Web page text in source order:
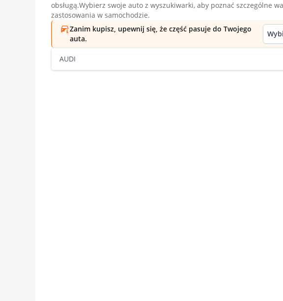
obsługą.Wybierz swoje auto z wyszukiwarki, aby poznać szczególne
zastosowania w samochodzie.
Zanim kupisz, upewnij się, że część pasuje do Twojego
auta.
AUDI